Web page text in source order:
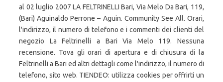
al 02 luglio 2007 LA FELTRINELLI Bari, Via Melo Da Bari, 119,
(Bari) Aguinaldo Perrone – Aguin. Community See All. Orari,
l'indirizzo, il numero di telefono e i commenti dei clienti del
negozio La Feltrinelli a Bari Via Melo 119. Nessuna
recensione. Tova gli orari di apertura e di chiusura di la
Feltrinelli a Bari ed altri dettagli come l'indirizzo, il numero di
telefono, sito web. TIENDEO: utilizza cookies per offrirti un